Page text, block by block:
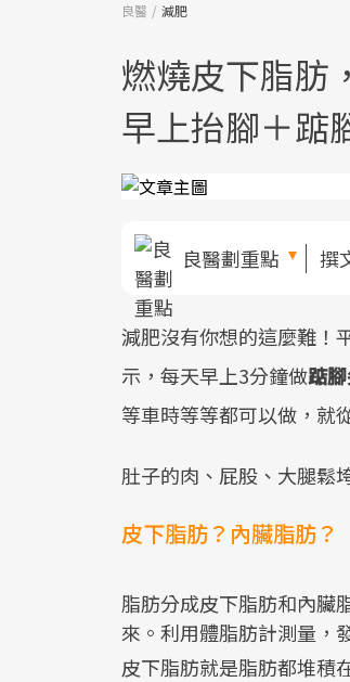
良醫 減肥
燃燒皮下脂肪
早上抬腳＋踮
良醫劃重點 撰
減肥沒有你想的這麼難！
示，每天早上3分鐘做踮
等車時等等都可以做，就
肚子的肉、屁股、大腿鬆
皮下脂肪？內臟脂肪？
脂肪分成皮下脂肪和內臟
來。利用體脂肪計測量，
皮下脂肪就是脂肪都堆積